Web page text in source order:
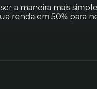
a maneira mais
em 50% para